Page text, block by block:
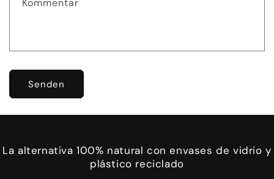
l
Kommentar
Senden
La alternativa 100% natural con envases de vidrio y
plástico reciclado